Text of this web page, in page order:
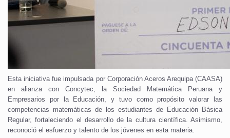
Esta iniciativa fue impulsada por Corporación Aceros Arequipa (CAASA)
en alianza con Concytec, la Sociedad Matemática Peruana y
Empresarios por la Educación, y tuvo como propósito valorar las
competencias matemáticas de los estudiantes de Educación Básica
Regular, fortaleciendo el desarrollo de la cultura científica. Asimismo,
reconoció el esfuerzo y talento de los jóvenes en esta materia.